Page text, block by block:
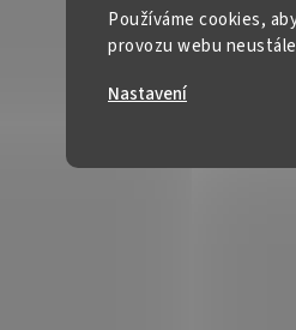
Používáme cookies,
provozu webu
Nastavení